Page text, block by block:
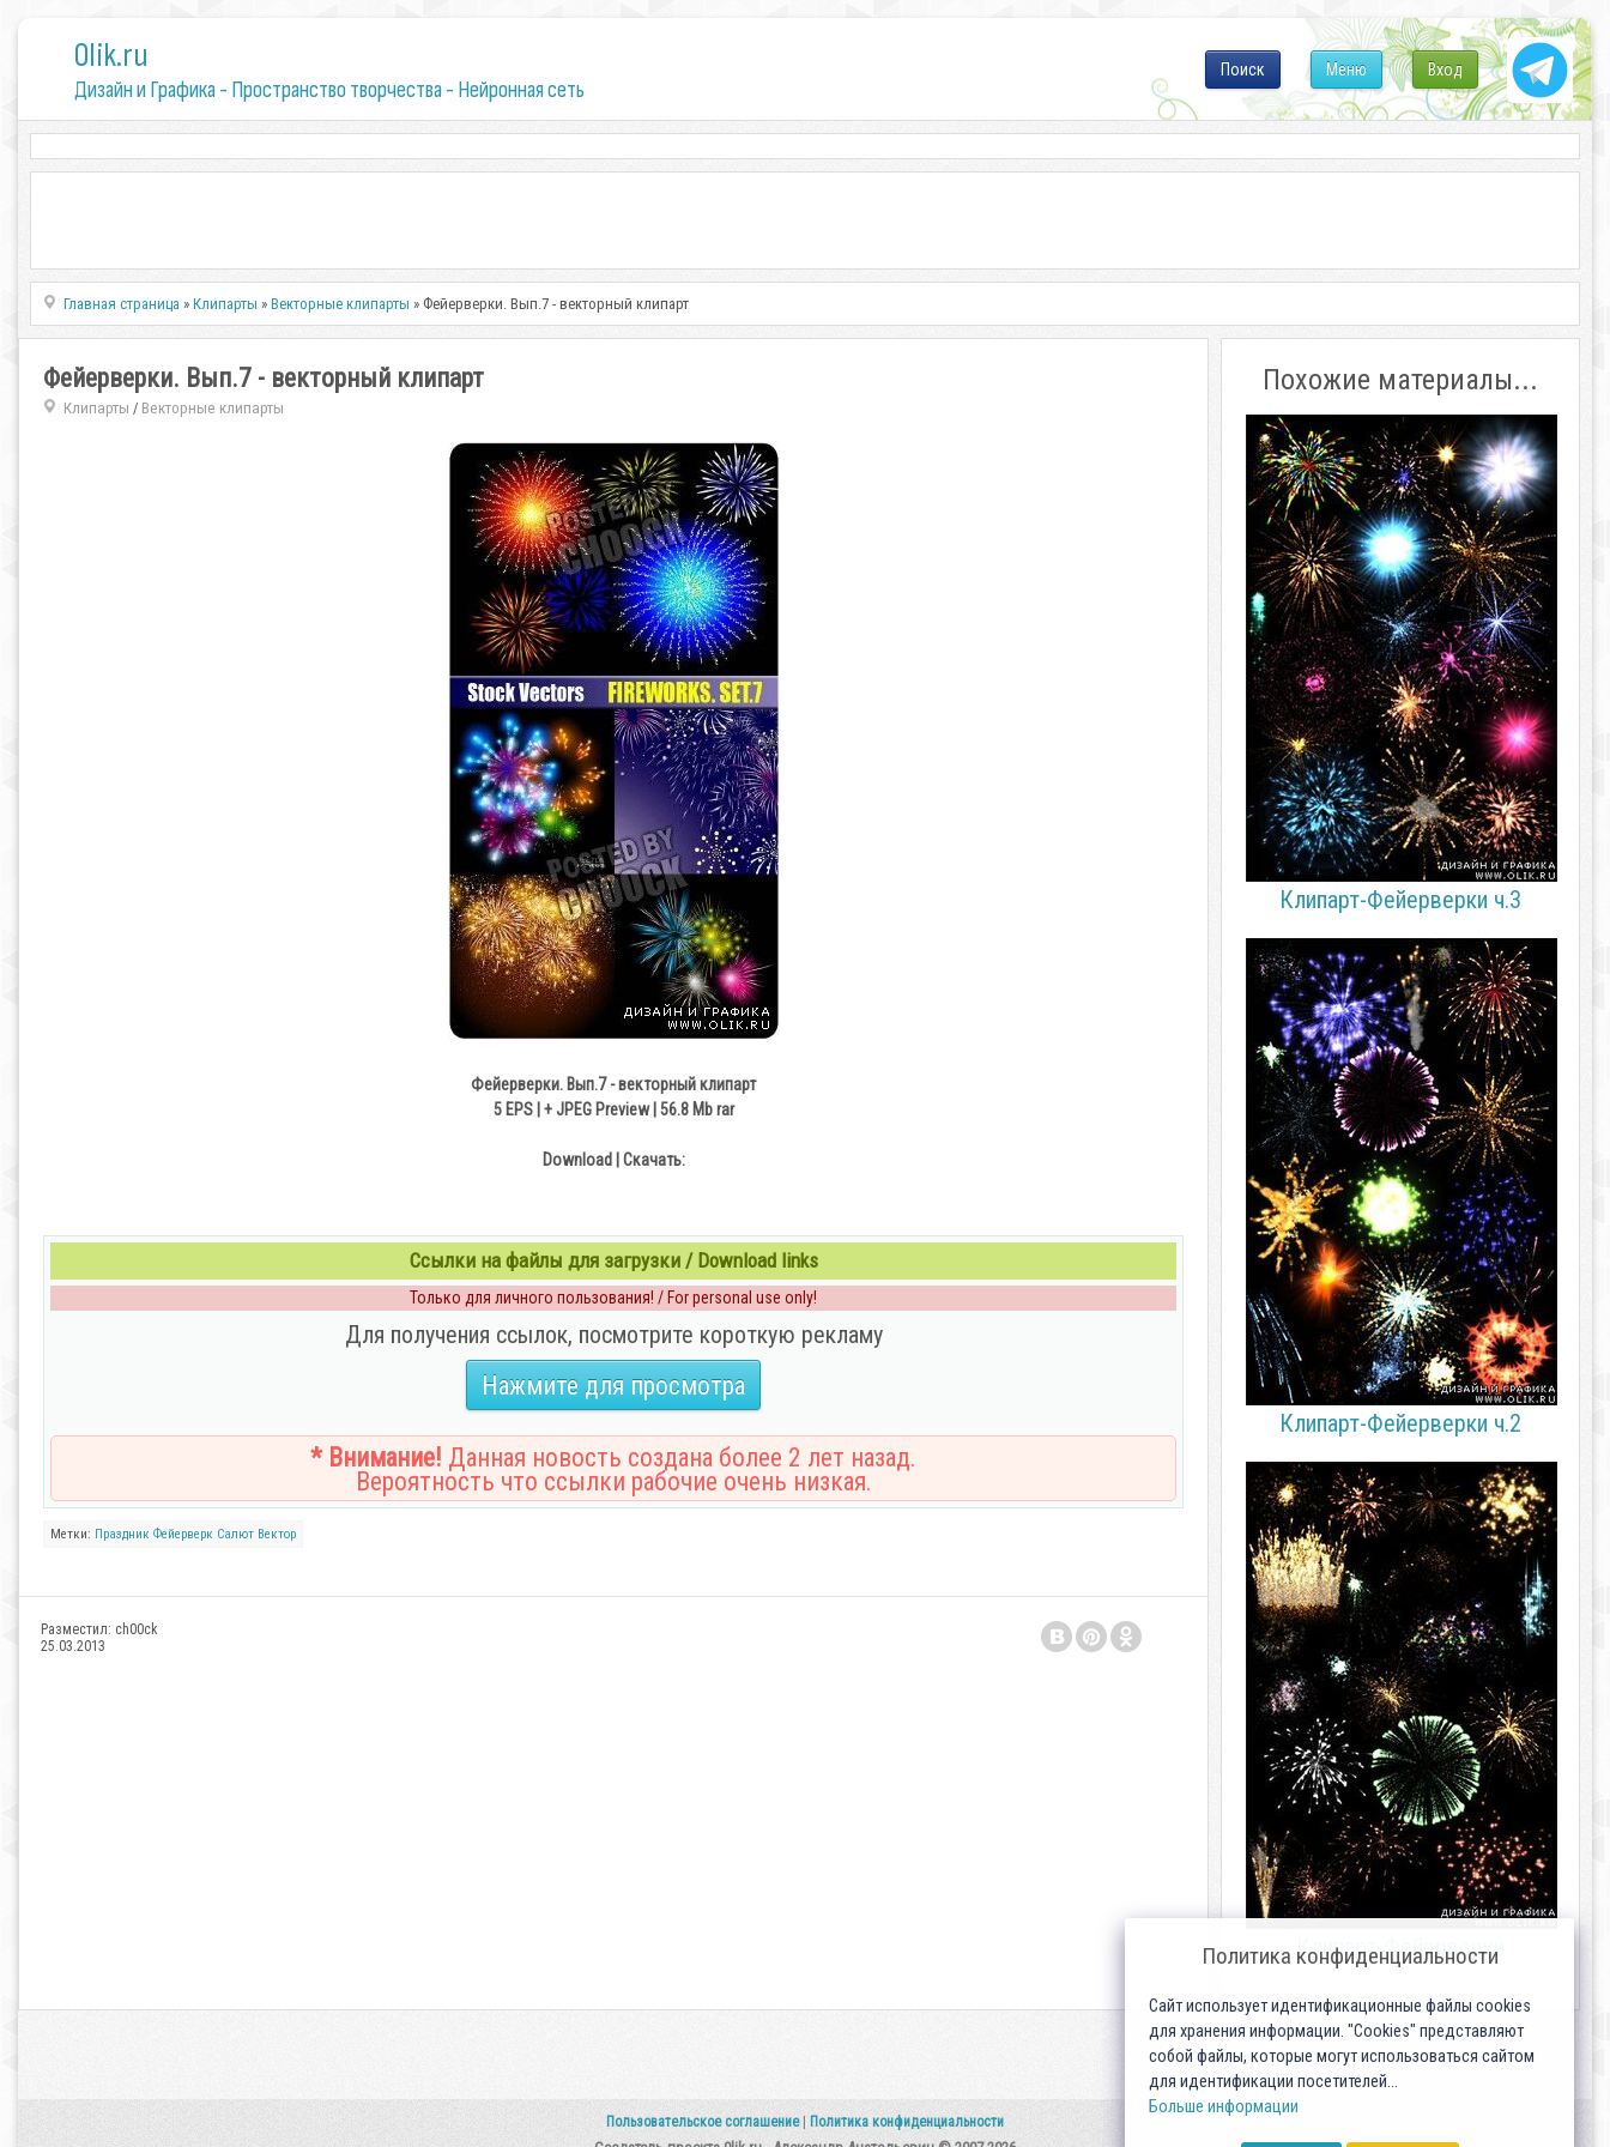
0lik.ru
Дизайн и Графика - Пространство творчества - Нейронная сеть
Вход
Меню
Поиск
Главная страница »Клипарты »Векторные клипарты » Фейерверки. Вып.7 - векторный клипарт
Фейерверки. Вып.7 - векторный клипарт
Клипарты / Векторные клипарты
Фейерверки. Вып.7 - векторный клипарт
5 EPS | + JPEG Preview | 56.8 Mb rar
Download | Скачать:
Ссылки на файлы для загрузки / Download links
Только для личного пользования! / For personal use only!
Для получения ссылок, посмотрите короткую рекламу
Нажмите для просмотра
* Внимание! Данная новость создана более 2 лет назад.
Вероятность что ссылки рабочие очень низкая.
Метки: Праздник Фейерверк Салют Вектор
Разместил: ch00ck
25.03.2013
Похожие материалы...
Клипарт-Фейерверки ч.3
Клипарт-Фейерверки ч.2
Клипарт-Фейерверки
Пользовательское соглашение Политика конфиденциальности
Политика конфиденциальности
Сайт использует идентификационные файлы cookies
для хранения информации. "Cookies" представляют
собой файлы, которые могут использоваться сайтом
для идентификации посетителей...
Больше информации